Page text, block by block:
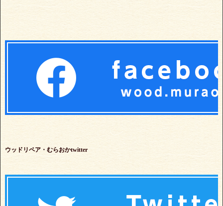
ウッドリペア・むらおかtwitter